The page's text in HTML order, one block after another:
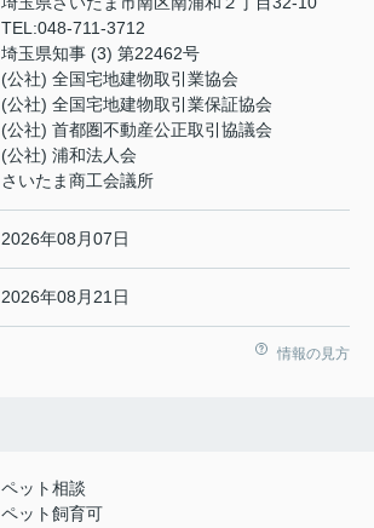
TEL:048-711-3712
埼玉県知事 (3) 第22462号
(公社) 全国宅地建物取引業協会
(公社) 全国宅地建物取引業保証協会
(公社) 首都圏不動産公正取引協議会
(公社) 浦和法人会
さいたま商工会議所
2026年08月07日
2026年08月21日
情報の見方
ペット相談
ペット飼育可